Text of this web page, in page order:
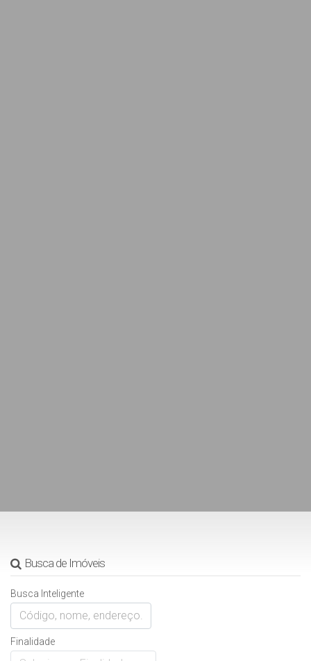
Busca de Imóveis
Busca Inteligente
Finalidade